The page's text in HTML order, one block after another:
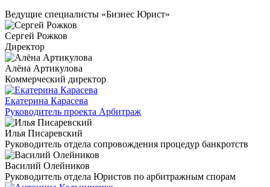
Ведущие специалисты «Бизнес Юрист»
Сергей Рожков
Директор
Алёна Артикулова
Коммерческий директор
Екатерина Карасева
Руководитель проекта Арбитраж
Илья Писаревский
Руководитель отдела сопровождения процедур банкротств
Василий Олейников
Руководитель отдела Юристов по арбитражным спорам